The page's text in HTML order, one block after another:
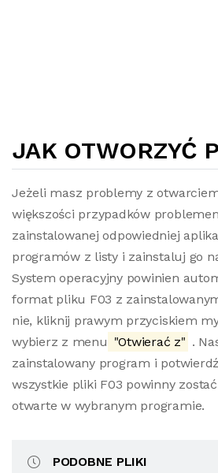
JAK OTWORZYĆ
Jeżeli masz problemy z
większości przypadków
zainstalowanej odpowiedniej
programów z listy i zainstaluj go
System operacyjny powinien
format pliku F03 z
nie, kliknij prawym przyciskiem
wybierz z menu "Otwierać z" .
zainstalowany program i
wszystkie pliki F03 powinny
otwarte w wybranym programie.
PODOBNE PLIKI